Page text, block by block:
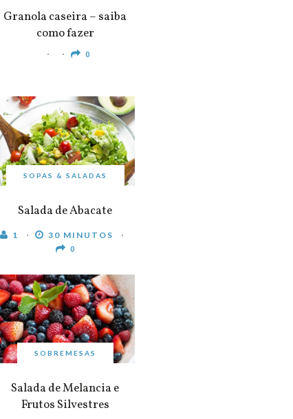
Granola caseira – saiba
como fazer
0
SOPAS & SALADAS
Salada de Abacate
1 30 MINUTOS
0
SOBREMESAS
Salada de Melancia e
Frutos Silvestres